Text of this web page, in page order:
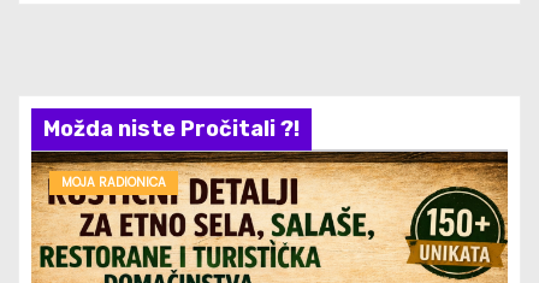
Možda niste Pročitali ?!
MOJA RADIONICA